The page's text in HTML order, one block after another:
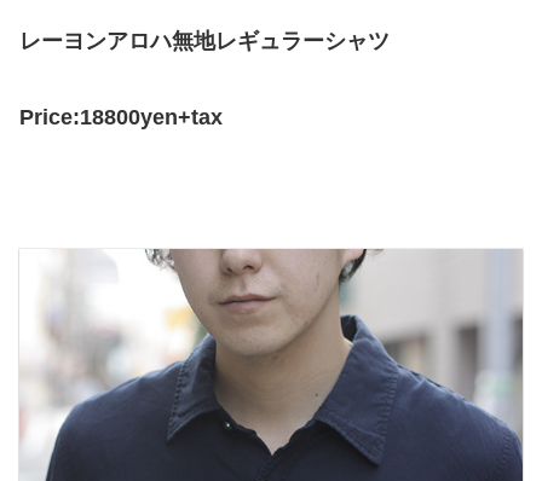
レーヨンアロハ無地レギュラーシャツ
Price:18800yen+tax